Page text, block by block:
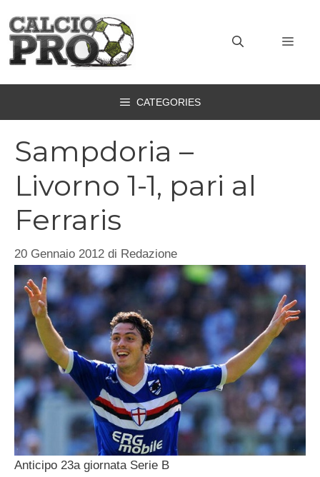
contenuto
CATEGORIES
Sampdoria –
Livorno 1-1, pari al
Ferraris
20 Gennaio 2012 di Redazione
Anticipo 23a giornata Serie B